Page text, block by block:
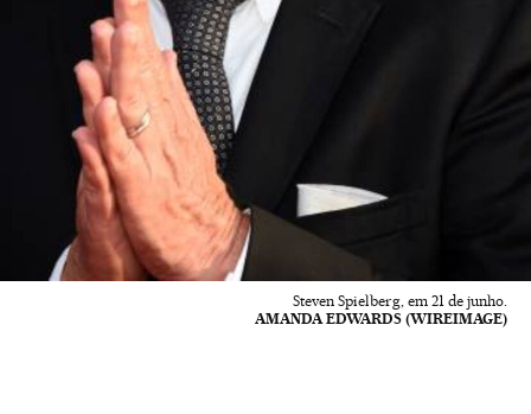
Steven Spielberg, em 21 de junho.
AMANDA EDWARDS (WIREIMAGE)